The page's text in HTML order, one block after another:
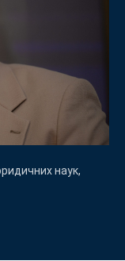
наук,